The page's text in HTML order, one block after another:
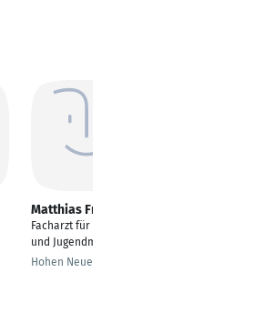
Matthias Fröhlich
Facharzt für Kinder-
und Jugendmedizin
Hohen Neuendorf